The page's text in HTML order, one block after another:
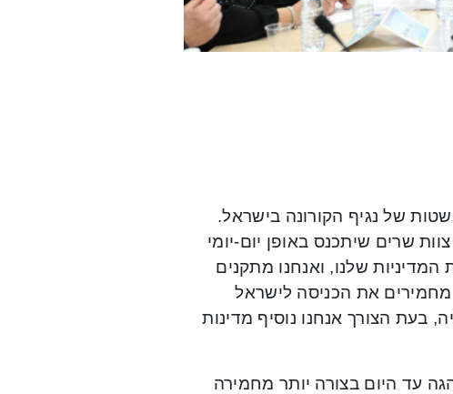
של נגיף הקורונה בישראל.
שרים שיתכנס באופן יום-יומי
שלנו, ואנחנו מתקנים
את הכניסה לישראל
בעת הצורך אנחנו נוסיף מדינות
עד היום בצורה יותר מחמירה